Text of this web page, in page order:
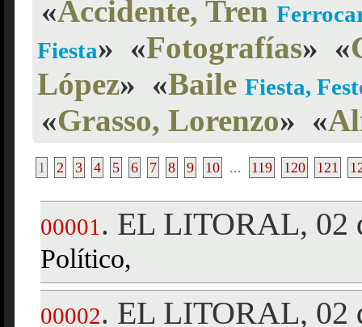
«Accidente, Tren
Fiesta» «Fotografías» «
López» «Baile Fiesta,
«Grasso, Lorenzo» «
1 2 3 4 5 6 7 8 9 10 ... 119 120 121
00001 . EL LITORAL, 02
Político,
00002. EL LITORAL, 02